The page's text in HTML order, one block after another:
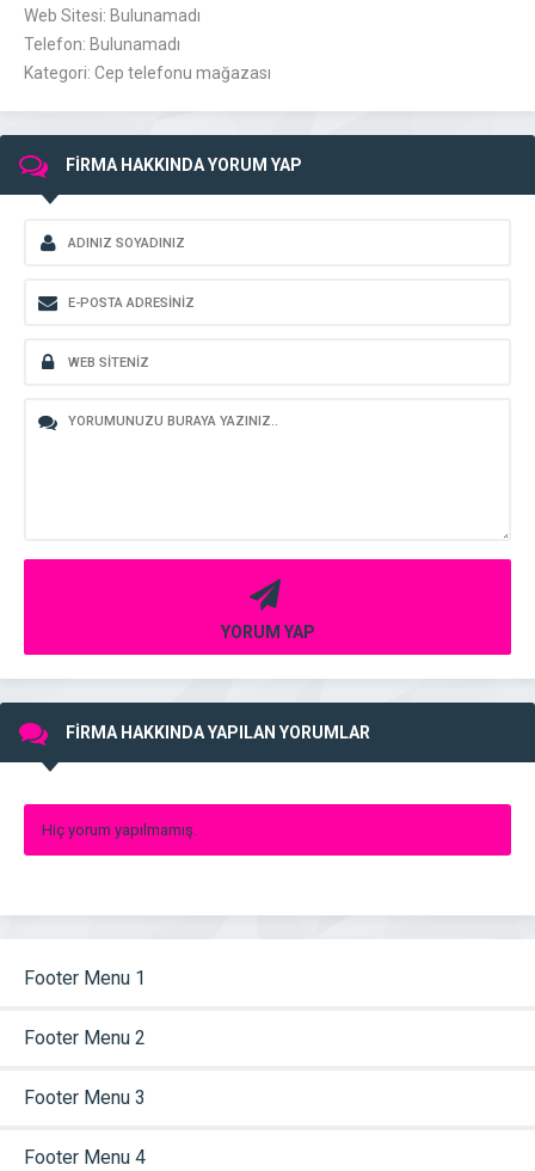
Web Sitesi: Bulunamadı
Telefon: Bulunamadı
Kategori: Cep telefonu mağazası
FİRMA HAKKINDA YORUM YAP
YORUM YAP
FİRMA HAKKINDA YAPILAN YORUMLAR
Hiç yorum yapılmamış.
Footer Menu 1
Footer Menu 2
Footer Menu 3
Footer Menu 4